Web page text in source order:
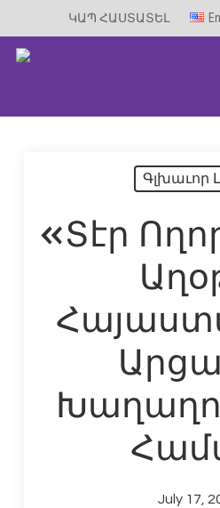
ԿԱՊ ՀԱՍՏԱՏԵԼ
Գլխաւոր
«Տէր
July 17,